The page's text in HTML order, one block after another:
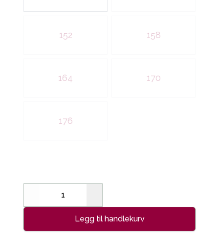
152 158
164 170
176
Decrease
Legg til handlekurv